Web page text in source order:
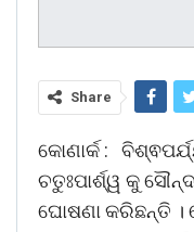
Share
କୋଣାର୍କ :
ଚତୁଃପାର୍ଶ୍ୱ କୁ
ଘୋଷଣା କରିଛନ୍ତି ।